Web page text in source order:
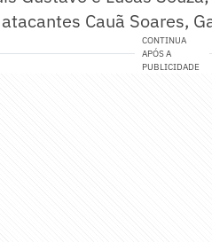
Cauã Soares,
CONTINUA
APÓS A
PUBLICIDADE